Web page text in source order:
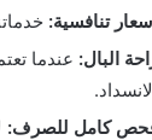
تنافسية:
البال: عندما
كامل للصرف: